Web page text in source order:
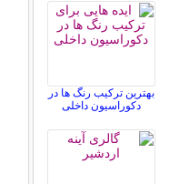
بهترین ترکیب رنگ ها در
دکوراسیون داخلی